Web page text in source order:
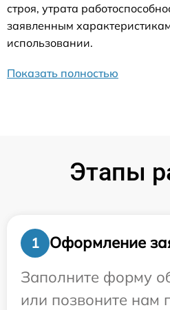
строя, утрата
заявленным
использовании.
Показать полностью
Этапы
1
Оформление
Заполните форму
или позвоните нам